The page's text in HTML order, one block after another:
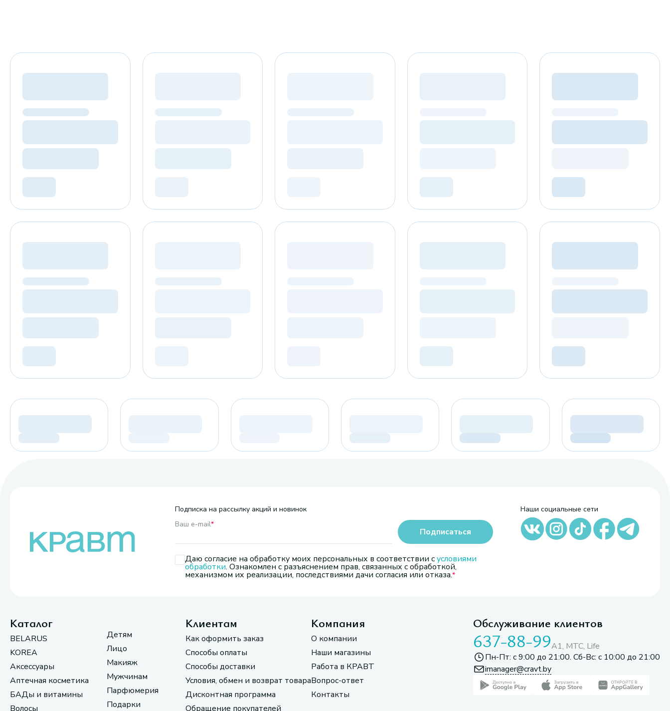
Подписка на рассылку акций и новинок
Ваш e-mail*
Даю согласие на обработку моих персональных в соответствии сусловиями
обработки. Ознакомлен с разъяснением прав, связанных с обработкой,
механизмом их реализации, последствиями дачи согласия или отказа.
Подписаться
Наши социальные сети
Каталог
BELARUS
KOREA
Аксессуары
Аптечная косметика
БАДы и витамины
Волосы
Детям
Лицо
Макияж
Мужчинам
Парфюмерия
Подарки
Клиентам
Как оформить заказ
Способы оплаты
Способы доставки
Условия, обмен и возврат товара
Дисконтная программа
Обращение покупателей
Компания
О компании
Наши магазины
Работа в КРАВТ
Вопрос-ответ
Контакты
Обслуживание клиентов
637-88-99A1, МТС, Life
Пн-Пт: с 9:00 до 21:00. Сб-Вс: с 10:00 до 21:00
imanager@cravt.by